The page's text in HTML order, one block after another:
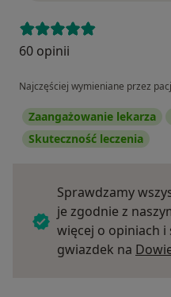
60 opinii
Najczęściej wymieniane przez
Zaangażowanie lekarza
Skuteczność leczenia
Sprawdzamy
je zgodnie z
więcej o opiniach
gwiazdek na